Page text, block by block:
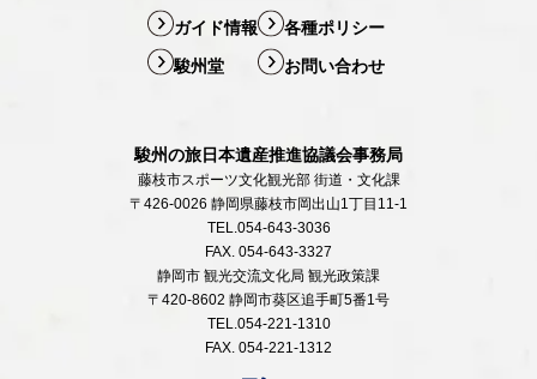
ガイド情報
駿州堂
各種ポリシー
お問い合わせ
駿州の旅日本遺産推進協議会事務局
藤枝市スポーツ文化観光部 街道・文化課
〒426-0026 静岡県藤枝市岡出山1丁目11-1
TEL.054-643-3036
FAX. 054-643-3327
静岡市 観光交流文化局 観光政策課
〒420-8602 静岡市葵区追手町5番1号
TEL.054-221-1310
FAX. 054-221-1312